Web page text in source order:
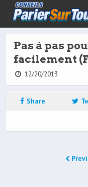
Pas à pas
facilement
12/20/2013
Share